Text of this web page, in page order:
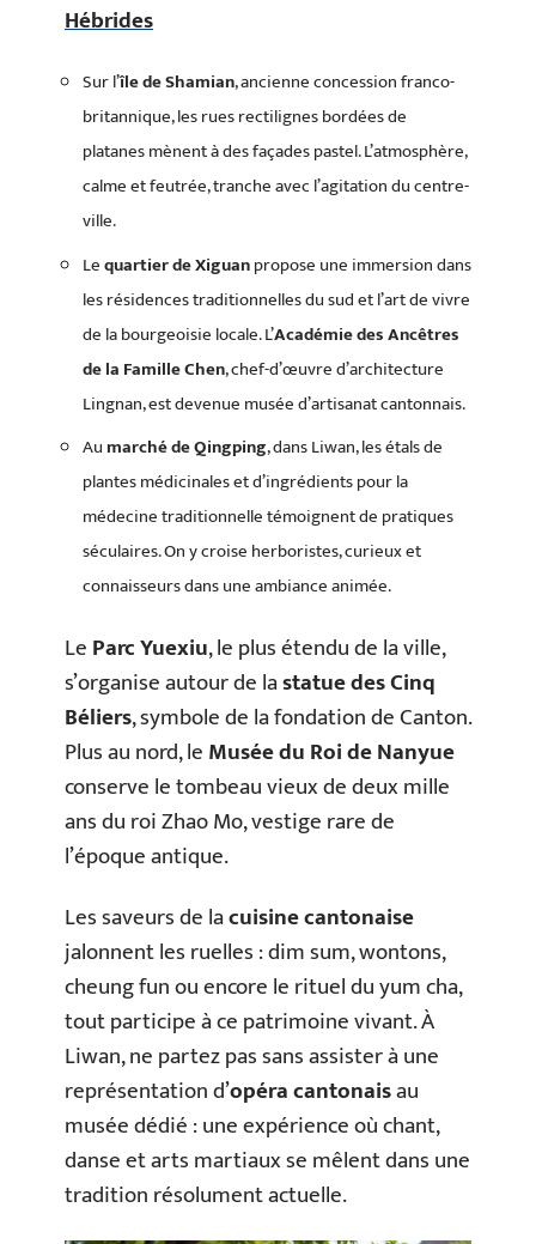
Hébrides
Sur l’île de Shamian, ancienne concession franco-
britannique, les rues rectilignes bordées de
platanes mènent à des façades pastel. L’atmosphère,
calme et feutrée, tranche avec l’agitation du centre-
ville.
Lequartier de Xiguanpropose une immersion dans
les résidences traditionnelles du sud et l’art de vivre
de la bourgeoisie locale. L’Académie des Ancêtres
de la Famille Chen, chef-d’œuvre d’architecture
Lingnan, est devenue musée d’artisanat cantonnais.
Au marché de Qingping, dans Liwan, les étals de
plantes médicinales et d’ingrédients pour la
médecine traditionnelle témoignent de pratiques
séculaires. On y croise herboristes, curieux et
connaisseurs dans une ambiance animée.
LeParc Yuexiu, le plus étendu de la ville,
s’organise autour de lastatue des Cinq
Béliers, symbole de la fondation de Canton.
Plus au nord, leMusée du Roi de Nanyue
conserve le tombeau vieux de deux mille
ans du roi Zhao Mo, vestige rare de
l’époque antique.
Les saveurs de lacuisine cantonaise
jalonnent les ruelles : dim sum, wontons,
cheung fun ou encore le rituel du yum cha,
tout participe à ce patrimoine vivant. À
Liwan, ne partez pas sans assister à une
représentation d’opéra cantonaisau
musée dédié : une expérience où chant,
danse et arts martiaux se mêlent dans une
tradition résolument actuelle.